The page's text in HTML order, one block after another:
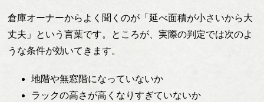
倉庫オーナーからよく聞くのが「延べ面積が小さいから大
丈夫」という言葉です。ところが、実際の判定では次のよ
うな条件が効いてきます。
地階や無窓階になっていないか
ラックの高さが高くなりすぎていないか